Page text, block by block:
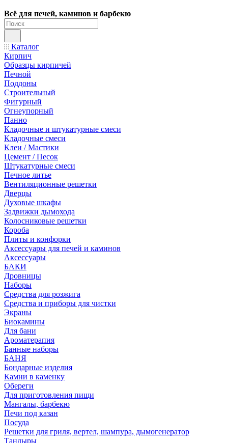
Всё для печей, каминов и барбекю
Каталог
Кирпич
Образцы кирпичей
Печной
Поддоны
Строительный
Фигурный
Огнеупорный
Панно
Кладочные и штукатурные смеси
Кладочные смеси
Клеи / Мастики
Цемент / Песок
Штукатурные смеси
Печное литье
Вентиляционные решетки
Дверцы
Духовые шкафы
Задвижки дымохода
Колосниковые решетки
Короба
Плиты и конфорки
Аксессуары для печей и каминов
Аксессуары
БАКИ
Дровницы
Наборы
Средства для розжига
Средства и приборы для чистки
Экраны
Биокамины
Для бани
Ароматерапия
Банные наборы
БАНЯ
Бондарные изделия
Камни в каменку
Обереги
Для приготовления пищи
Мангалы, барбекю
Печи под казан
Посуда
Решетки для гриля, вертел, шампура, дымогенератор
Тандыры